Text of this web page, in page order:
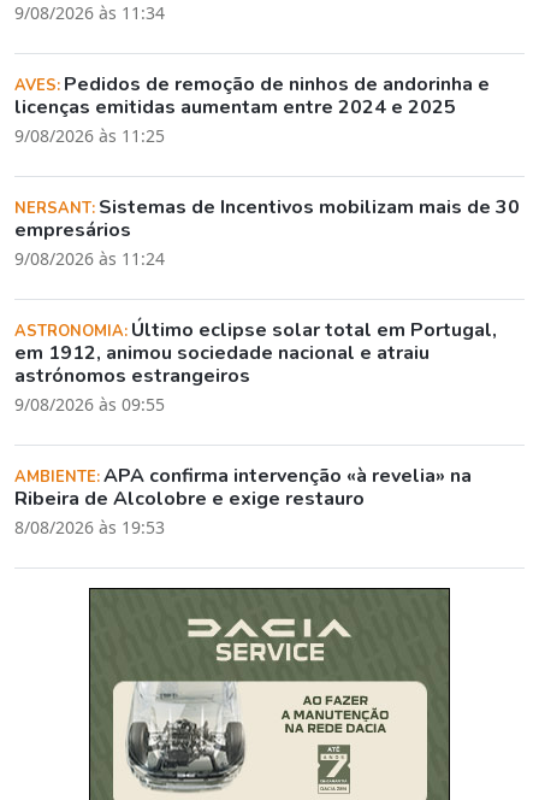
9/08/2026 às 11:34
AVES: Pedidos de remoção de ninhos de andorinha e
licenças emitidas aumentam entre 2024 e 2025
9/08/2026 às 11:25
NERSANT: Sistemas de Incentivos mobilizam mais de 30
empresários
9/08/2026 às 11:24
ASTRONOMIA: Último eclipse solar total em Portugal,
em 1912, animou sociedade nacional e atraiu
astrónomos estrangeiros
9/08/2026 às 09:55
AMBIENTE:APA confirma intervenção «à revelia» na
Ribeira de Alcolobre e exige restauro
8/08/2026 às 19:53